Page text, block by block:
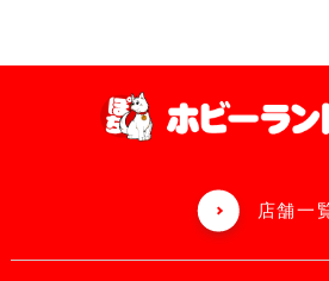
店舗一